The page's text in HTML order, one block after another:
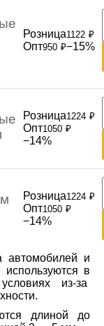
Розница1122 ₽
Опт950 ₽−15%
Розница1224 ₽
Опт1050 ₽
−14%
Розница1224 ₽
Опт1050 ₽
−14%
автомобилей и
в
из-за
длиной до